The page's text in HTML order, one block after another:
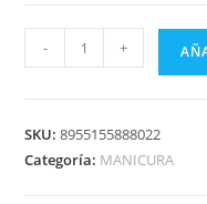
- +
SKU:8955155888022
Categoría: MANICURA